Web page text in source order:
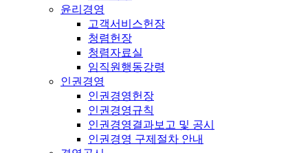
윤리경영
고객서비스헌장
청렴헌장
청렴자료실
임직원행동강령
인권경영
인권경영헌장
인권경영규칙
인권경영결과보고 및 공시
인권경영 구제절차 안내